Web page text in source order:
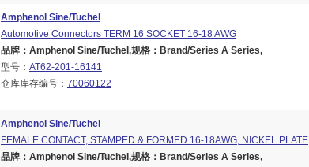
Amphenol Sine/Tuchel
Automotive Connectors TERM 16 SOCKET 16-18 AWG
品牌：Amphenol Sine/Tuchel,规格：Brand/Series A Series,
型号： AT62-201-16141
仓库库存编号： 70060122
Amphenol Sine/Tuchel
FEMALE CONTACT, STAMPED & FORMED 16-18AWG, NICKEL PLATE
品牌：Amphenol Sine/Tuchel,规格：Brand/Series A Series,